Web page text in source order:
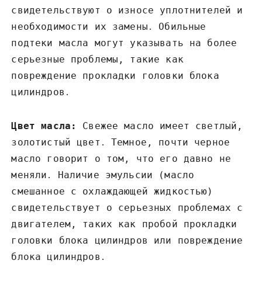
свидетельствуют о износе уплотнителей и
необходимости их замены․ Обильные
подтеки масла могут указывать на более
серьезные проблемы‚ такие как
повреждение прокладки головки блока
цилиндров․
Цвет масла:
Свежее масло имеет светлый‚
золотистый цвет․ Темное‚ почти черное
масло говорит о том‚ что его давно не
меняли․ Наличие эмульсии (масло
смешанное с охлаждающей жидкостью)
свидетельствует о серьезных проблемах с
двигателем‚ таких как пробой прокладки
головки блока цилиндров или повреждение
блока цилиндров․